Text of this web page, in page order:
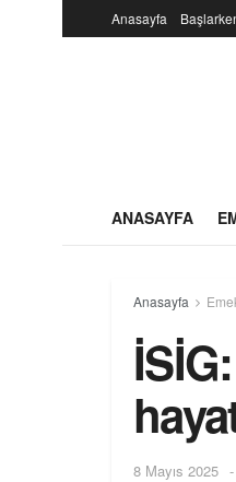
Anasayfa
ANASAYFA
Anasayfa
8 Mayıs 2025 -